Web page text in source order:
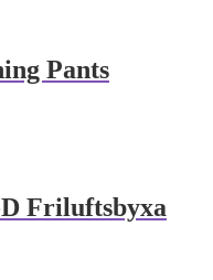
Pants
Friluftsbyxa